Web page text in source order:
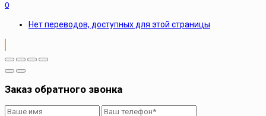
0
Нет переводов, доступных для этой страницы
Заказ обратного звонка